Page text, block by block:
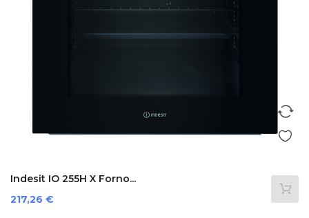
Indesit IO 255H X Forno...
Prezzo
217,26 €